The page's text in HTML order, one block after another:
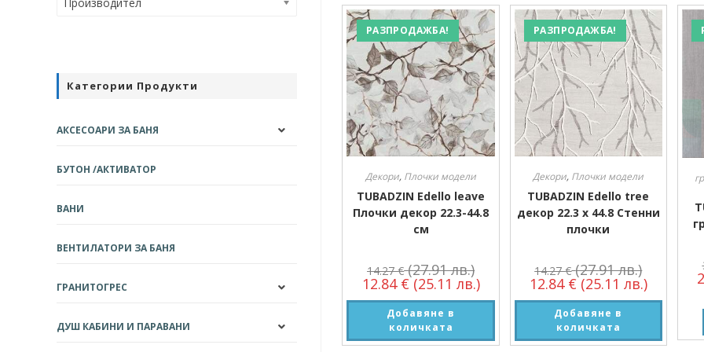
Производител
Производител
РАЗПРОДАЖБА!
Декори, Плочки модели
TUBADZIN Edello leave
Плочки декор 22.3-44.8
см
14.27€ (27.91 лв.)
12.84 € (25.11 лв.)
Добавяне в
количката
РАЗПРОДАЖБА!
Декори, Плочки модели
TUBADZIN Edello tree
декор 22.3 х 44.8 Стенни
плочки
14.27€ (27.91 лв.)
12.84 € (25.11 лв.)
Добавяне в
количката
Категории Продукти
АКСЕСОАРИ ЗА БАНЯ
БУТОН /АКТИВАТОР
ВАНИ
ВЕНТИЛАТОРИ ЗА БАНЯ
ГРАНИТОГРЕС
ДУШ КАБИНИ И ПАРАВАНИ